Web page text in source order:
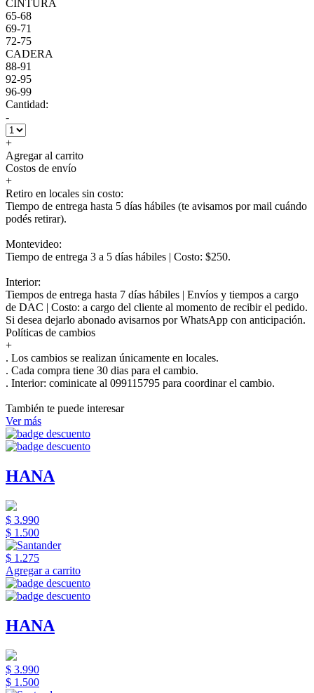
CINTURA
65-68
69-71
72-75
CADERA
88-91
92-95
96-99
Cantidad:
-
+
Agregar al carrito
Costos de envío
+
Retiro en locales sin costo:
Tiempo de entrega hasta 5 días hábiles (te avisamos por mail cuándo
podés retirar).
Montevideo:
Tiempo de entrega 3 a 5 días hábiles | Costo: $250.
Interior:
Tiempos de entrega hasta 7 días hábiles | Envíos y tiempos a cargo
de DAC | Costo: a cargo del cliente al momento de recibir el pedido.
Si desea dejarlo abonado avisarnos por WhatsApp con anticipación.
Políticas de cambios
+
. Los cambios se realizan únicamente en locales.
. Cada compra tiene 30 dias para el cambio.
. Interior: cominicate al 099115795 para coordinar el cambio.
También te puede interesar
Ver más
HANA
$ 3.990
$ 1.500
$ 1.275
Agregar a carrito
HANA
$ 3.990
$ 1.500